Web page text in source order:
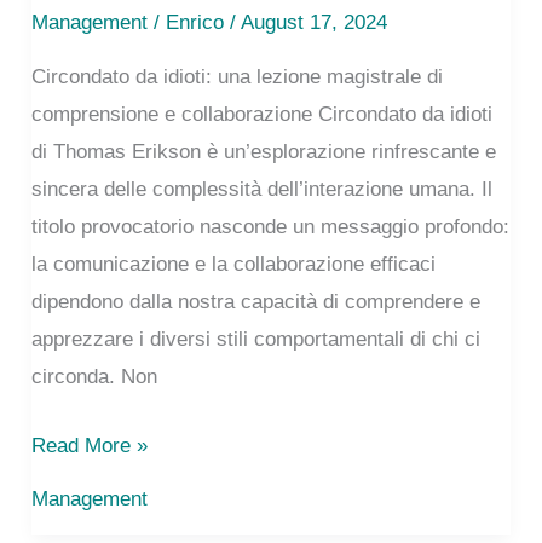
Management / Enrico/ August 17, 2024
Circondato da idioti: una lezione magistrale di
comprensione e collaborazione Circondato da idioti
di Thomas Erikson è un’esplorazione rinfrescante e
sincera delle complessità dell’interazione umana. Il
titolo provocatorio nasconde un messaggio profondo:
la comunicazione e la collaborazione efficaci
dipendono dalla nostra capacità di comprendere e
apprezzare i diversi stili comportamentali di chi ci
circonda. Non
Surrounded
Read More »
Management